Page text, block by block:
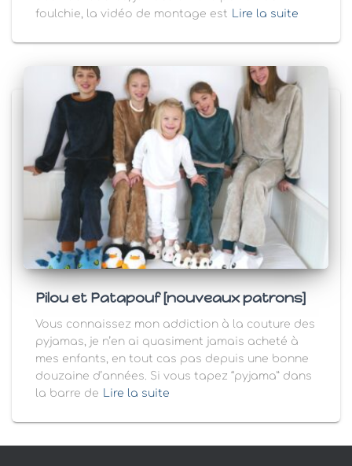
foulchie, la vidéo de montage est
Lire la suite
Pilou et Patapouf [nouveaux patrons]
Vous connaissez mon addiction à la couture des
pyjamas, je n’en ai quasiment jamais acheté à
mes enfants, en tout cas pas depuis une bonne
douzaine d’années. Si vous tapez “pyjama” dans
la barre de Lire la suite